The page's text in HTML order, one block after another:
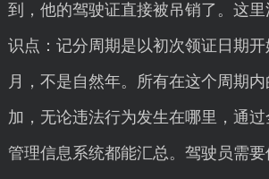
到，他的驾驶证直接被吊销了。这
识点：记分周期是以初次领证日期开
月，不是自然年。所有在这个周期
加，无论违法行为发生在哪里，通
管理信息系统都能汇总。驾驶员需